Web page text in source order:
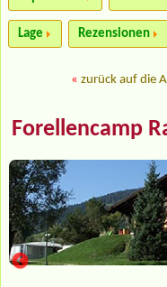
Lage Rezensionen
« zurück auf die
Forellencamp